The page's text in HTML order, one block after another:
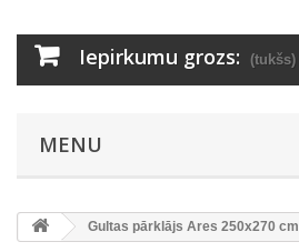
Iepirkumu grozs: (tukšs)
MENU
Gultas pārklājs Ares 250x270 cm